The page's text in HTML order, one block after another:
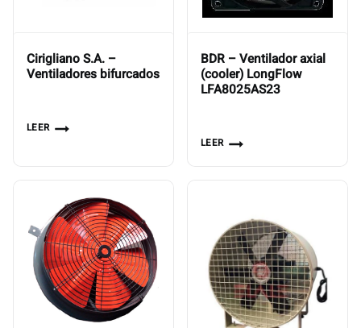
Cirigliano S.A. –
Ventiladores bifurcados
LEER
BDR – Ventilador axial
(cooler) LongFlow
LFA8025AS23
LEER